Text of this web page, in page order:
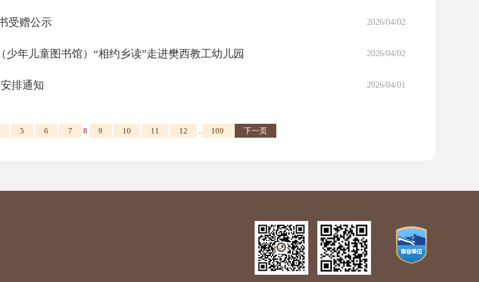
2026/04/02
受赠公示
2026/04/02
年儿童图书馆）“相约乡读”走进樊西教工幼儿园
2026/04/01
排通知
5 6 7 8 9 10 11 12 .. 109 下一页